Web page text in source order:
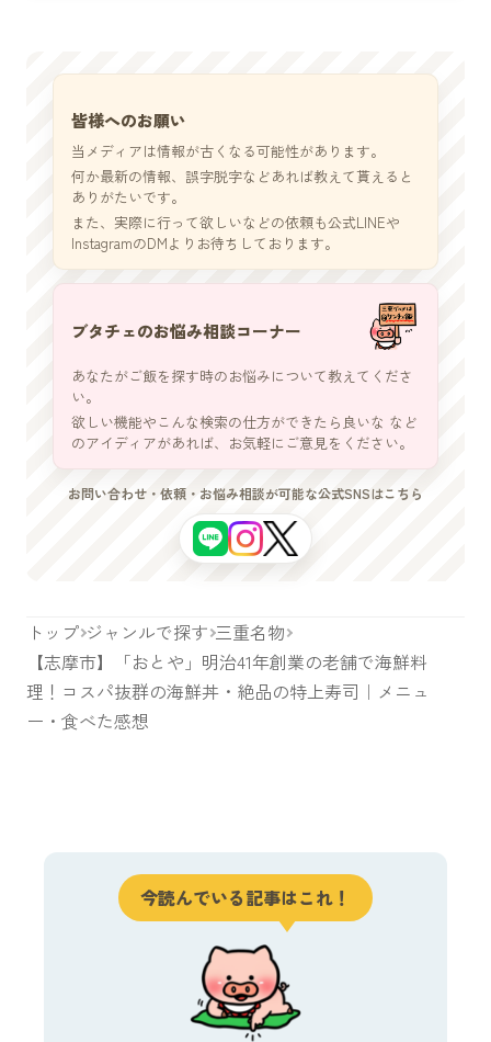
皆様へのお願い
当メディアは情報が古くなる可能性があります。
何か最新の情報、誤字脱字などあれば教えて貰えると
ありがたいです。
また、実際に行って欲しいなどの依頼も公式LINEや
InstagramのDMよりお待ちしております。
ブタチェのお悩み相談コーナー
あなたがご飯を探す時のお悩みについて教えてくださ
い。
欲しい機能やこんな検索の仕方ができたら良いな など
のアイディアがあれば、お気軽にご意見をください。
お問い合わせ・依頼・お悩み相談が可能な公式SNSはこちら
トップ ジャンルで探す 三重名物
【志摩市】「おとや」明治41年創業の老舗で海鮮料
理！コスパ抜群の海鮮丼・絶品の特上寿司｜メニュ
ー・食べた感想
今読んでいる記事はこれ！